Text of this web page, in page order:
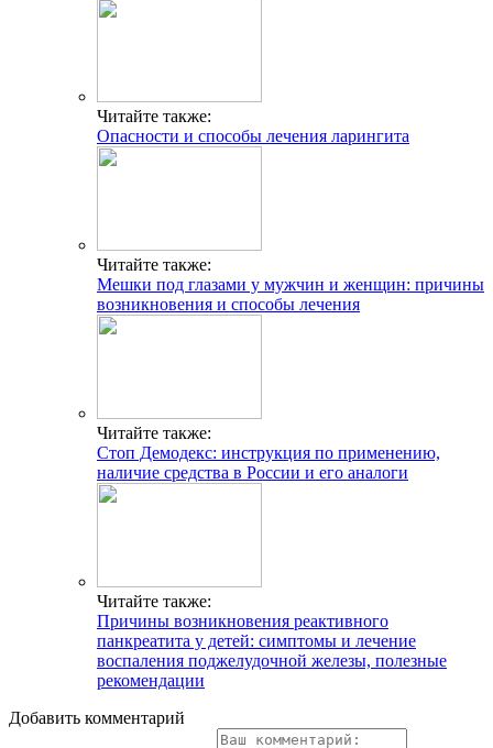
Читайте также:
Опасности и способы лечения ларингита
Читайте также:
Мешки под глазами у мужчин и женщин: причины
возникновения и способы лечения
Читайте также:
Стоп Демодекс: инструкция по применению,
наличие средства в России и его аналоги
Читайте также:
Причины возникновения реактивного
панкреатита у детей: симптомы и лечение
воспаления поджелудочной железы, полезные
рекомендации
Добавить комментарий